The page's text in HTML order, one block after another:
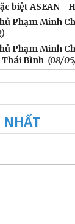
biệt ASEAN -
Phạm Minh
Phạm Minh
Bình (08/